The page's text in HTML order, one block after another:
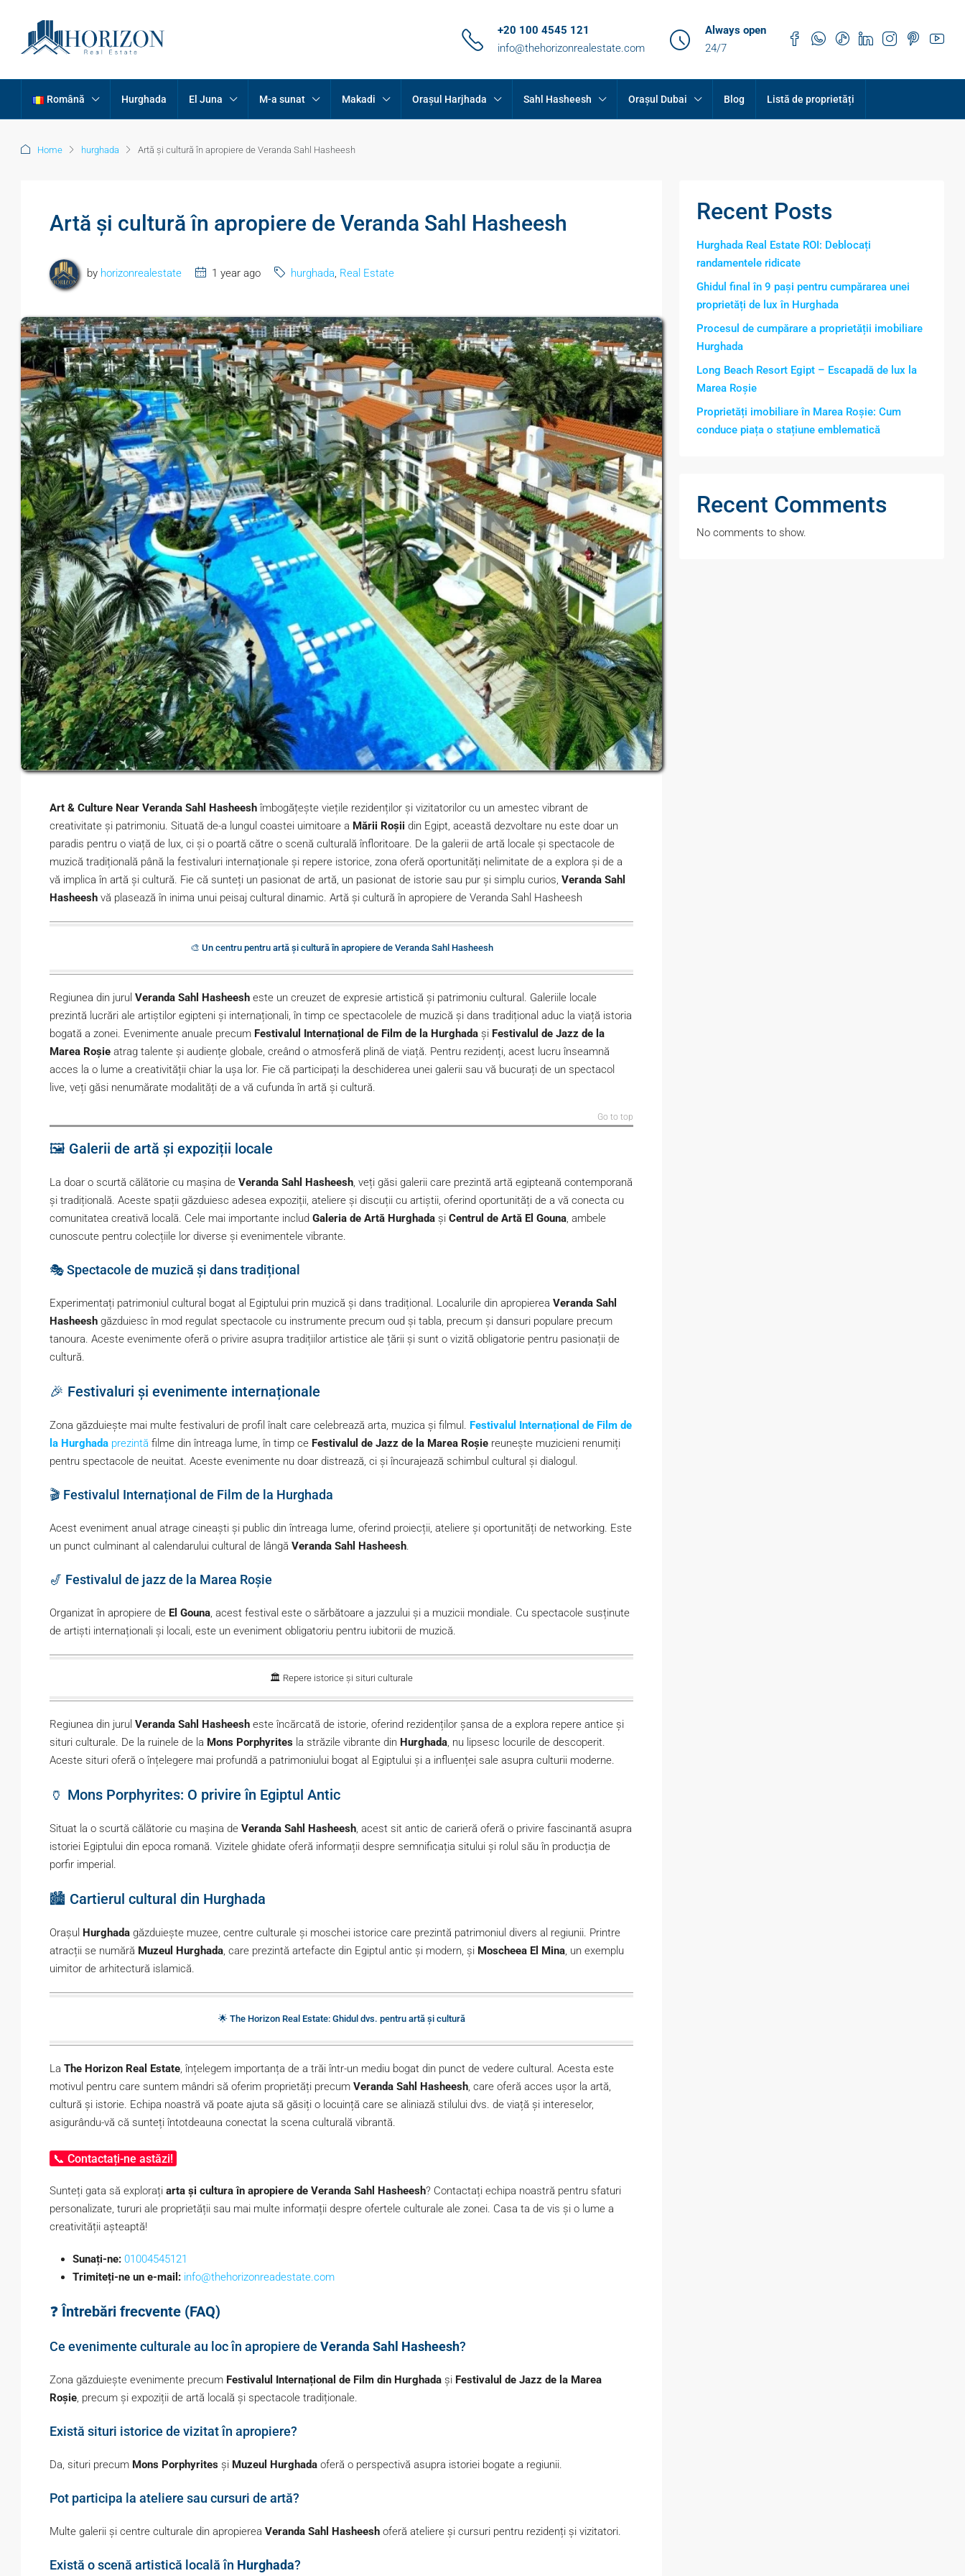
+20 100 4545 121
info@thehorizonrealestate.com
Always open
24/7
Română Hurghada El Juna M-a sunat Makadi Orașul Harjhada Sahl Hasheesh Orașul Dubai Blog Listă de proprietăți
Home hurghada Artă și cultură în apropiere de Veranda Sahl Hasheesh
Artă și cultură în apropiere de Veranda Sahl Hasheesh
by horizonrealestate 1 year ago hurghada, Real Estate
Art & Culture Near Veranda Sahl Hasheesh îmbogățește viețile rezidenților și vizitatorilor cu un amestec vibrant de
creativitate și patrimoniu. Situată de-a lungul coastei uimitoare a Mării Roșii din Egipt, această dezvoltare nu este doar un
paradis pentru o viață de lux, ci și o poartă către o scenă culturală înfloritoare. De la galerii de artă locale și spectacole de
muzică tradițională până la festivaluri internaționale și repere istorice, zona oferă oportunități nelimitate de a explora și de a
vă implica în artă și cultură. Fie că sunteți un pasionat de artă, un pasionat de istorie sau pur și simplu curios, Veranda Sahl
Hasheesh vă plasează în inima unui peisaj cultural dinamic. Artă și cultură în apropiere de Veranda Sahl Hasheesh
🎨 Un centru pentru artă și cultură în apropiere de Veranda Sahl Hasheesh
Regiunea din jurul Veranda Sahl Hasheesh este un creuzet de expresie artistică și patrimoniu cultural. Galeriile locale
prezintă lucrări ale artiștilor egipteni și internaționali, în timp ce spectacolele de muzică și dans tradițional aduc la viață istoria
bogată a zonei. Evenimente anuale precum Festivalul Internațional de Film de la Hurghada și Festivalul de Jazz de la
Marea Roșie atrag talente și audiențe globale, creând o atmosferă plină de viață. Pentru rezidenți, acest lucru înseamnă
acces la o lume a creativității chiar la ușa lor. Fie că participați la deschiderea unei galerii sau vă bucurați de un spectacol
live, veți găsi nenumărate modalități de a vă cufunda în artă și cultură.
Go to top
🖼️ Galerii de artă și expoziții locale
La doar o scurtă călătorie cu mașina de Veranda Sahl Hasheesh, veți găsi galerii care prezintă artă egipteană contemporană
și tradițională. Aceste spații găzduiesc adesea expoziții, ateliere și discuții cu artiștii, oferind oportunități de a vă conecta cu
comunitatea creativă locală. Cele mai importante includ Galeria de Artă Hurghada și Centrul de Artă El Gouna, ambele
cunoscute pentru colecțiile lor diverse și evenimentele vibrante.
🎭 Spectacole de muzică și dans tradițional
Experimentați patrimoniul cultural bogat al Egiptului prin muzică și dans tradițional. Localurile din apropierea Veranda Sahl
Hasheesh găzduiesc în mod regulat spectacole cu instrumente precum oud și tabla, precum și dansuri populare precum
tanoura. Aceste evenimente oferă o privire asupra tradițiilor artistice ale țării și sunt o vizită obligatorie pentru pasionații de
cultură.
🎉 Festivaluri și evenimente internaționale
Zona găzduiește mai multe festivaluri de profil înalt care celebrează arta, muzica și filmul. Festivalul Internațional de Film de
la Hurghada prezintă filme din întreaga lume, în timp ce Festivalul de Jazz de la Marea Roșie reunește muzicieni renumiți
pentru spectacole de neuitat. Aceste evenimente nu doar distrează, ci și încurajează schimbul cultural și dialogul.
🎬 Festivalul Internațional de Film de la Hurghada
Acest eveniment anual atrage cineaști și public din întreaga lume, oferind proiecții, ateliere și oportunități de networking. Este
un punct culminant al calendarului cultural de lângă Veranda Sahl Hasheesh.
🎷 Festivalul de jazz de la Marea Roșie
Organizat în apropiere de El Gouna, acest festival este o sărbătoare a jazzului și a muzicii mondiale. Cu spectacole susținute
de artiști internaționali și locali, este un eveniment obligatoriu pentru iubitorii de muzică.
🏛️ Repere istorice și situri culturale
Regiunea din jurul Veranda Sahl Hasheesh este încărcată de istorie, oferind rezidenților șansa de a explora repere antice și
situri culturale. De la ruinele de la Mons Porphyrites la străzile vibrante din Hurghada, nu lipsesc locurile de descoperit.
Aceste situri oferă o înțelegere mai profundă a patrimoniului bogat al Egiptului și a influenței sale asupra culturii moderne.
🏺 Mons Porphyrites: O privire în Egiptul Antic
Situat la o scurtă călătorie cu mașina de Veranda Sahl Hasheesh, acest sit antic de carieră oferă o privire fascinantă asupra
istoriei Egiptului din epoca romană. Vizitele ghidate oferă informații despre semnificația sitului și rolul său în producția de
porfir imperial.
🏙️ Cartierul cultural din Hurghada
Orașul Hurghada găzduiește muzee, centre culturale și moschei istorice care prezintă patrimoniul divers al regiunii. Printre
atracții se numără Muzeul Hurghada, care prezintă artefacte din Egiptul antic și modern, și Moscheea El Mina, un exemplu
uimitor de arhitectură islamică.
🌟 The Horizon Real Estate: Ghidul dvs. pentru artă și cultură
La The Horizon Real Estate, înțelegem importanța de a trăi într-un mediu bogat din punct de vedere cultural. Acesta este
motivul pentru care suntem mândri să oferim proprietăți precum Veranda Sahl Hasheesh, care oferă acces ușor la artă,
cultură și istorie. Echipa noastră vă poate ajuta să găsiți o locuință care se aliniază stilului dvs. de viață și intereselor,
asigurându-vă că sunteți întotdeauna conectat la scena culturală vibrantă.
📞 Contactați-ne astăzi!
Sunteți gata să explorați arta și cultura în apropiere de Veranda Sahl Hasheesh? Contactați echipa noastră pentru sfaturi
personalizate, tururi ale proprietății sau mai multe informații despre ofertele culturale ale zonei. Casa ta de vis și o lume a
creativității așteaptă!
Sunați-ne: 01004545121
Trimiteți-ne un e-mail: info@thehorizonreadestate.com
❓Întrebări frecvente (FAQ)
Ce evenimente culturale au loc în apropiere de Veranda Sahl Hasheesh?
Zona găzduiește evenimente precum Festivalul Internațional de Film din Hurghada și Festivalul de Jazz de la Marea
Roșie, precum și expoziții de artă locală și spectacole tradiționale.
Există situri istorice de vizitat în apropiere?
Da, situri precum Mons Porphyrites și Muzeul Hurghada oferă o perspectivă asupra istoriei bogate a regiunii.
Pot participa la ateliere sau cursuri de artă?
Multe galerii și centre culturale din apropierea Veranda Sahl Hasheesh oferă ateliere și cursuri pentru rezidenți și vizitatori.
Există o scenă artistică locală în Hurghada?
Recent Posts
Hurghada Real Estate ROI: Deblocați
randamentele ridicate
Ghidul final în 9 pași pentru cumpărarea unei
proprietăți de lux în Hurghada
Procesul de cumpărare a proprietății imobiliare
Hurghada
Long Beach Resort Egipt – Escapadă de lux la
Marea Roșie
Proprietăți imobiliare în Marea Roșie: Cum
conduce piața o stațiune emblematică
Recent Comments
No comments to show.